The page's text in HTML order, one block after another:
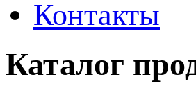
Контакты
Каталог